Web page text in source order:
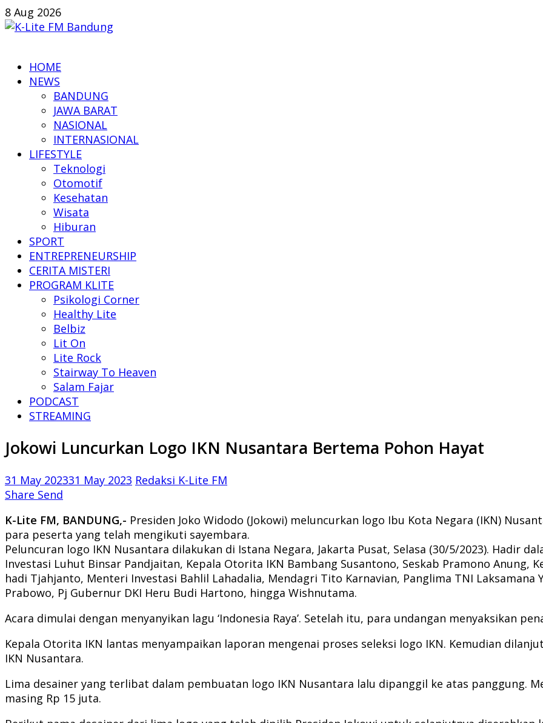
Skip
to
8 Aug 2026
Lite
Bandung
News
HOME
NEWS
BANDUNG
JAWA BARAT
NASIONAL
INTERNASIONAL
LIFESTYLE
Teknologi
Otomotif
Kesehatan
Wisata
Hiburan
SPORT
ENTREPRENEURSHIP
CERITA MISTERI
PROGRAM KLITE
Psikologi Corner
Healthy Lite
Belbiz
Lit On
Lite Rock
Stairway To Heaven
Salam Fajar
PODCAST
STREAMING
Jokowi Luncurkan Logo IKN Nusantara Bertema Pohon Hayat
31 May 202331 May 2023 Redaksi K-Lite FM
Share Send
K-Lite FM, BANDUNG,- Presiden Joko Widodo (Jokowi) meluncurkan logo Ibu Kota Negara (IKN)
para peserta yang telah mengikuti sayembara.
Peluncuran logo IKN Nusantara dilakukan di Istana Negara, Jakarta Pusat, Selasa (30/5/2023). Hadir
Investasi Luhut Binsar Pandjaitan, Kepala Otorita IKN Bambang Susantono, Seskab Pramono Anung,
hadi Tjahjanto, Menteri Investasi Bahlil Lahadalia, Mendagri Tito Karnavian, Panglima TNI Laksamana
Prabowo, Pj Gubernur DKI Heru Budi Hartono, hingga Wishnutama.
Acara dimulai dengan menyanyikan lagu ‘Indonesia Raya’. Setelah itu, para undangan menyaksikan
Kepala Otorita IKN lantas menyampaikan laporan mengenai proses seleksi logo IKN. Kemudian
IKN Nusantara.
Lima desainer yang terlibat dalam pembuatan logo IKN Nusantara lalu dipanggil ke atas panggung.
masing Rp 15 juta.